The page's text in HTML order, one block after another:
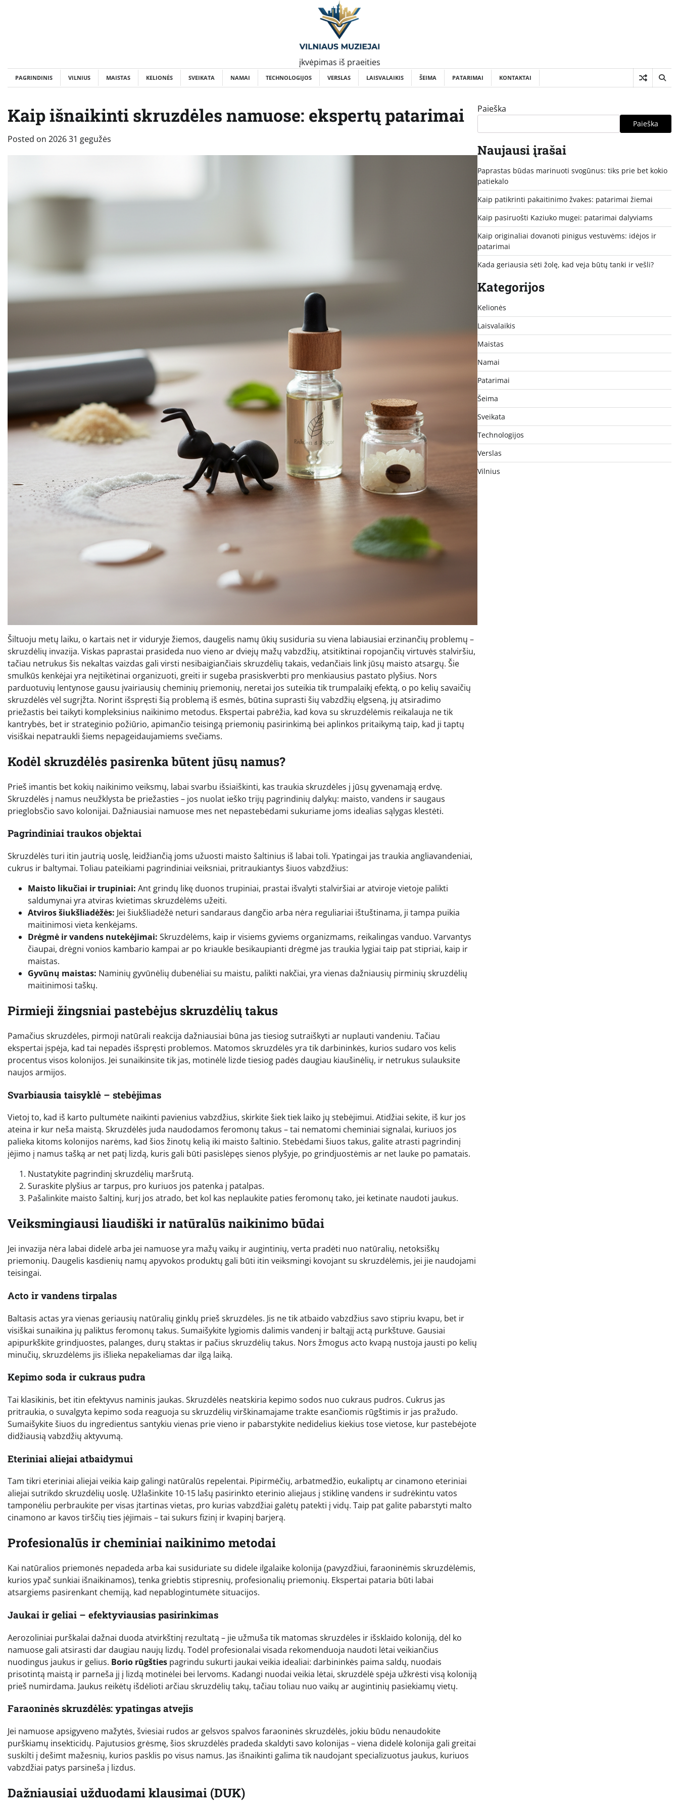
įkvėpimas iš praeities
PAGRINDINIS VILNIUS MAISTAS KELIONĖS SVEIKATA NAMAI TECHNOLOGIJOS VERSLAS LAISVALAIKIS ŠEIMA PATARIMAI KONTAKTAI
Kaip išnaikinti skruzdėles namuose: ekspertų patarimai
Posted on 2026 31 gegužės
Šiltuoju metų laiku, o kartais net ir viduryje žiemos, daugelis namų ūkių susiduria su viena labiausiai erzinančių problemų –
skruzdėlių invazija. Viskas paprastai prasideda nuo vieno ar dviejų mažų vabzdžių, atsitiktinai ropojančių virtuvės stalviršiu,
tačiau netrukus šis nekaltas vaizdas gali virsti nesibaigiančiais skruzdėlių takais, vedančiais link jūsų maisto atsargų. Šie
smulkūs kenkėjai yra neįtikėtinai organizuoti, greiti ir sugeba prasiskverbti pro menkiausius pastato plyšius. Nors
parduotuvių lentynose gausu įvairiausių cheminių priemonių, neretai jos suteikia tik trumpalaikį efektą, o po kelių savaičių
skruzdėlės vėl sugrįžta. Norint išspręsti šią problemą iš esmės, būtina suprasti šių vabzdžių elgseną, jų atsiradimo
priežastis bei taikyti kompleksinius naikinimo metodus. Ekspertai pabrėžia, kad kova su skruzdėlėmis reikalauja ne tik
kantrybės, bet ir strateginio požiūrio, apimančio teisingą priemonių pasirinkimą bei aplinkos pritaikymą taip, kad ji taptų
visiškai nepatraukli šiems nepageidaujamiems svečiams.
Kodėl skruzdėlės pasirenka būtent jūsų namus?
Prieš imantis bet kokių naikinimo veiksmų, labai svarbu išsiaiškinti, kas traukia skruzdėles į jūsų gyvenamąją erdvę.
Skruzdėlės į namus neužklysta be priežasties – jos nuolat ieško trijų pagrindinių dalykų: maisto, vandens ir saugaus
prieglobsčio savo kolonijai. Dažniausiai namuose mes net nepastebėdami sukuriame joms idealias sąlygas klestėti.
Pagrindiniai traukos objektai
Skruzdėlės turi itin jautrią uoslę, leidžiančią joms užuosti maisto šaltinius iš labai toli. Ypatingai jas traukia angliavandeniai,
cukrus ir baltymai. Toliau pateikiami pagrindiniai veiksniai, pritraukiantys šiuos vabzdžius:
Maisto likučiai ir trupiniai: Ant grindų likę duonos trupiniai, prastai išvalyti stalviršiai ar atviroje vietoje palikti
saldumynai yra atviras kvietimas skruzdėlėms užeiti.
Atviros šiukšliadėžės: Jei šiukšliadėžė neturi sandaraus dangčio arba nėra reguliariai ištuštinama, ji tampa puikia
maitinimosi vieta kenkėjams.
Drėgmė ir vandens nutekėjimai: Skruzdėlėms, kaip ir visiems gyviems organizmams, reikalingas vanduo. Varvantys
čiaupai, drėgni vonios kambario kampai ar po kriaukle besikaupianti drėgmė jas traukia lygiai taip pat stipriai, kaip ir
maistas.
Gyvūnų maistas: Naminių gyvūnėlių dubenėliai su maistu, palikti nakčiai, yra vienas dažniausių pirminių skruzdėlių
maitinimosi taškų.
Pirmieji žingsniai pastebėjus skruzdėlių takus
Pamačius skruzdėles, pirmoji natūrali reakcija dažniausiai būna jas tiesiog sutraiškyti ar nuplauti vandeniu. Tačiau
ekspertai įspėja, kad tai nepadės išspręsti problemos. Matomos skruzdėlės yra tik darbininkės, kurios sudaro vos kelis
procentus visos kolonijos. Jei sunaikinsite tik jas, motinėlė lizde tiesiog padės daugiau kiaušinėlių, ir netrukus sulauksite
naujos armijos.
Svarbiausia taisyklė – stebėjimas
Vietoj to, kad iš karto pultumėte naikinti pavienius vabzdžius, skirkite šiek tiek laiko jų stebėjimui. Atidžiai sekite, iš kur jos
ateina ir kur neša maistą. Skruzdėlės juda naudodamos feromonų takus – tai nematomi cheminiai signalai, kuriuos jos
palieka kitoms kolonijos narėms, kad šios žinotų kelią iki maisto šaltinio. Stebėdami šiuos takus, galite atrasti pagrindinį
įėjimo į namus tašką ar net patį lizdą, kuris gali būti pasislėpęs sienos plyšyje, po grindjuostėmis ar net lauke po pamatais.
Nustatykite pagrindinį skruzdėlių maršrutą.
Suraskite plyšius ar tarpus, pro kuriuos jos patenka į patalpas.
Pašalinkite maisto šaltinį, kurį jos atrado, bet kol kas neplaukite paties feromonų tako, jei ketinate naudoti jaukus.
Veiksmingiausi liaudiški ir natūralūs naikinimo būdai
Jei invazija nėra labai didelė arba jei namuose yra mažų vaikų ir augintinių, verta pradėti nuo natūralių, netoksiškų
priemonių. Daugelis kasdienių namų apyvokos produktų gali būti itin veiksmingi kovojant su skruzdėlėmis, jei jie naudojami
teisingai.
Acto ir vandens tirpalas
Baltasis actas yra vienas geriausių natūralių ginklų prieš skruzdėles. Jis ne tik atbaido vabzdžius savo stipriu kvapu, bet ir
visiškai sunaikina jų paliktus feromonų takus. Sumaišykite lygiomis dalimis vandenį ir baltąjį actą purkštuve. Gausiai
apipurkškite grindjuostes, palanges, durų staktas ir pačius skruzdėlių takus. Nors žmogus acto kvapą nustoja jausti po kelių
minučių, skruzdėlėms jis išlieka nepakeliamas dar ilgą laiką.
Kepimo soda ir cukraus pudra
Tai klasikinis, bet itin efektyvus naminis jaukas. Skruzdėlės neatskiria kepimo sodos nuo cukraus pudros. Cukrus jas
pritraukia, o suvalgyta kepimo soda reaguoja su skruzdėlių virškinamajame trakte esančiomis rūgštimis ir jas pražudo.
Sumaišykite šiuos du ingredientus santykiu vienas prie vieno ir pabarstykite nedidelius kiekius tose vietose, kur pastebėjote
didžiausią vabzdžių aktyvumą.
Eteriniai aliejai atbaidymui
Tam tikri eteriniai aliejai veikia kaip galingi natūralūs repelentai. Pipirmėčių, arbatmedžio, eukaliptų ar cinamono eteriniai
aliejai sutrikdo skruzdėlių uoslę. Užlašinkite 10-15 lašų pasirinkto eterinio aliejaus į stiklinę vandens ir sudrėkintu vatos
tamponėliu perbraukite per visas įtartinas vietas, pro kurias vabzdžiai galėtų patekti į vidų. Taip pat galite pabarstyti malto
cinamono ar kavos tirščių ties įėjimais – tai sukurs fizinį ir kvapinį barjerą.
Profesionalūs ir cheminiai naikinimo metodai
Kai natūralios priemonės nepadeda arba kai susiduriate su didele ilgalaike kolonija (pavyzdžiui, faraoninėmis skruzdėlėmis,
kurios ypač sunkiai išnaikinamos), tenka griebtis stipresnių, profesionalių priemonių. Ekspertai pataria būti labai
atsargiems pasirenkant chemiją, kad nepablogintumėte situacijos.
Jaukai ir geliai – efektyviausias pasirinkimas
Aerozoliniai purškalai dažnai duoda atvirkštinį rezultatą – jie užmuša tik matomas skruzdėles ir išsklaido koloniją, dėl ko
namuose gali atsirasti dar daugiau naujų lizdų. Todėl profesionalai visada rekomenduoja naudoti lėtai veikiančius
nuodingus jaukus ir gelius. Borio rūgšties pagrindu sukurti jaukai veikia idealiai: darbininkės paima saldų, nuodais
prisotintą maistą ir parneša jį į lizdą motinėlei bei lervoms. Kadangi nuodai veikia lėtai, skruzdėlė spėja užkrėsti visą koloniją
prieš numirdama. Jaukus reikėtų išdėlioti arčiau skruzdėlių takų, tačiau toliau nuo vaikų ar augintinių pasiekiamų vietų.
Faraoninės skruzdėlės: ypatingas atvejis
Jei namuose apsigyveno mažytės, šviesiai rudos ar gelsvos spalvos faraoninės skruzdėlės, jokiu būdu nenaudokite
purškiamų insekticidų. Pajutusios grėsmę, šios skruzdėlės pradeda skaldyti savo kolonijas – viena didelė kolonija gali greitai
suskilti į dešimt mažesnių, kurios pasklis po visus namus. Jas išnaikinti galima tik naudojant specializuotus jaukus, kuriuos
vabzdžiai patys parsineša į lizdus.
Dažniausiai užduodami klausimai (DUK)
Paieška
Paieška
Naujausi įrašai
Paprastas būdas marinuoti svogūnus: tiks prie bet kokio
patiekalo
Kaip patikrinti pakaitinimo žvakes: patarimai žiemai
Kaip pasiruošti Kaziuko mugei: patarimai dalyviams
Kaip originaliai dovanoti pinigus vestuvėms: idėjos ir
patarimai
Kada geriausia sėti žolę, kad veja būtų tanki ir vešli?
Kategorijos
Kelionės
Laisvalaikis
Maistas
Namai
Patarimai
Šeima
Sveikata
Technologijos
Verslas
Vilnius